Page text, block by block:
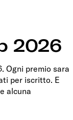
2026
Ogni premio sara
per iscritto. E
alcuna